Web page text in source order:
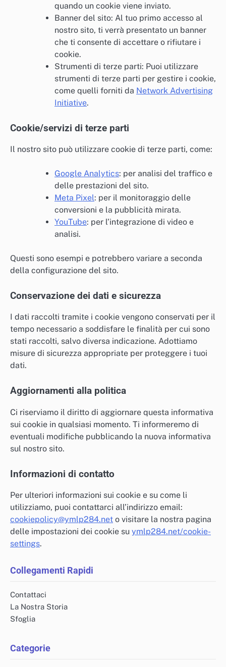
quando un cookie viene inviato.
Banner del sito: Al tuo primo accesso al
nostro sito, ti verrà presentato un banner
che ti consente di accettare o rifiutare i
cookie.
Strumenti di terze parti: Puoi utilizzare
strumenti di terze parti per gestire i cookie,
come quelli forniti da Network Advertising
Initiative.
Cookie/servizi di terze parti
Il nostro sito può utilizzare cookie di terze parti, come:
Google Analytics: per analisi del traffico e
delle prestazioni del sito.
Meta Pixel: per il monitoraggio delle
conversioni e la pubblicità mirata.
YouTube: per l’integrazione di video e
analisi.
Questi sono esempi e potrebbero variare a seconda
della configurazione del sito.
Conservazione dei dati e sicurezza
I dati raccolti tramite i cookie vengono conservati per il
tempo necessario a soddisfare le finalità per cui sono
stati raccolti, salvo diversa indicazione. Adottiamo
misure di sicurezza appropriate per proteggere i tuoi
dati.
Aggiornamenti alla politica
Ci riserviamo il diritto di aggiornare questa informativa
sui cookie in qualsiasi momento. Ti informeremo di
eventuali modifiche pubblicando la nuova informativa
sul nostro sito.
Informazioni di contatto
Per ulteriori informazioni sui cookie e su come li
utilizziamo, puoi contattarci all’indirizzo email:
cookiepolicy@ymlp284.net o visitare la nostra pagina
delle impostazioni dei cookie su ymlp284.net/cookie-
settings.
Collegamenti Rapidi
Contattaci
La Nostra Storia
Sfoglia
Categorie